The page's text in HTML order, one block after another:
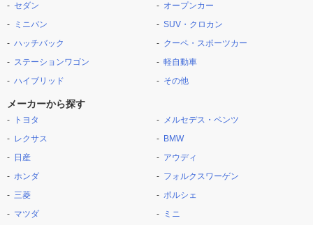
セダン
ミニバン
ハッチバック
ステーションワゴン
ハイブリッド
オープンカー
SUV・クロカン
クーペ・スポーツカー
軽自動車
その他
メーカーから探す
トヨタ
レクサス
日産
ホンダ
三菱
マツダ
メルセデス・ベンツ
BMW
アウディ
フォルクスワーゲン
ポルシェ
ミニ